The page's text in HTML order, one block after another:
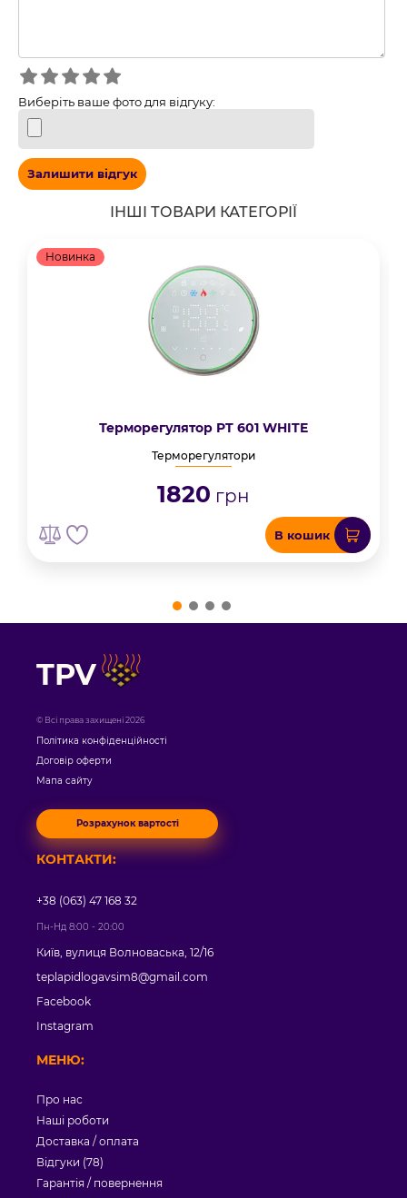
Виберіть ваше фото для відгуку:
Залишити відгук
ІНШІ ТОВАРИ КАТЕГОРІЇ
Новинка
Терморегулятор PT 601 WHITE
Терморегулятори
1820 грн
В кошик
TPV
© Всі права захищені 2026
Політика конфіденційності
Договір оферти
Мапа сайту
Розрахунок вартості
МЕНЮ:
Про нас
Наші роботи
Доставка / оплата
Відгуки (78)
Гарантія / повернення
КОНТАКТИ:
+38 (063) 47 168 32
Пн-Нд 8:00 - 20:00
Київ, вулиця Волноваська, 12/16
teplapidlogavsim8@gmail.com
Facebook
Instagram